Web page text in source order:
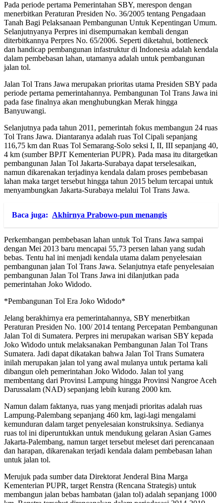
Pada periode pertama Pemerintahan SBY, merespon dengan
menerbitkan Peraturan Presiden No. 36/2005 tentang Pengadaan
Tanah Bagi Pelaksanaan Pembangunan Untuk Kepentingan Umum.
Selanjutnyanya Perpres ini disempurnakan kembali dengan
diterbitkannya Perpres No. 65/2006. Seperti diketahui, bottleneck
dan handicap pembangunan infastruktur di Indonesia adalah kendala
dalam pembebasan lahan, utamanya adalah untuk pembangunan
jalan tol.
Jalan Tol Trans Jawa merupakan prioritas utama Presiden SBY pada
periode pertama pemerintahannya. Pembangunan Tol Trans Jawa ini
pada fase finalnya akan menghubungkan Merak hingga
Banyuwangi.
Selanjutnya pada tahun 2011, pemerintah fokus membangun 24 ruas
Tol Trans Jawa. Diantaranya adalah ruas Tol Cipali sepanjang
116,75 km dan Ruas Tol Semarang-Solo seksi I, II, III sepanjang 40,
4 km (sumber BPJT Kementerian PUPR). Pada masa itu ditargetkan
pembangunan Jalan Tol Jakarta-Surabaya dapat terselesaikan,
namun dikarenakan terjadinya kendala dalam proses pembebasan
lahan maka target tersebut hingga tahun 2015 belum tercapai untuk
menyambungkan Jakarta-Surabaya melalui Tol Trans Jawa.
Baca juga: Akhirnya Prabowo-pun menangis
Perkembangan pembebasan lahan untuk Tol Trans Jawa sampai
dengan Mei 2013 baru mencapai 55,73 persen lahan yang sudah
bebas. Tentu hal ini menjadi kendala utama dalam penyelesaian
pembangunan jalan Tol Trans Jawa. Selanjutnya etafe penyelesaian
pembangunan Jalan Tol Trans Jawa ini dilanjutkan pada
pemerintahan Joko Widodo.
*Pembangunan Tol Era Joko Widodo*
Jelang berakhirnya era pemerintahannya, SBY menerbitkan
Peraturan Presiden No. 100/ 2014 tentang Percepatan Pembangunan
Jalan Tol di Sumatera. Perpres ini merupakan warisan SBY kepada
Joko Widodo untuk melaksanakan Pembangunan Jalan Tol Trans
Sumatera. Jadi dapat dikatakan bahwa Jalan Tol Trans Sumatera
inilah merupakan jalan tol yang awal mulanya untuk pertama kali
dibangun oleh pemerintahan Joko Widodo. Jalan tol yang
membentang dari Provinsi Lampung hingga Provinsi Nangroe Aceh
Darussalam (NAD) sepanjang lebih kurang 2000 km.
Namun dalam faktanya, ruas yang menjadi prioritas adalah ruas
Lampung-Palembang sepanjang 460 km, lagi-lagi mengalami
kemunduran dalam target penyelesaian konstruksinya. Sedianya
ruas tol ini diperuntukkan untuk mendukung gelaran Asian Games
Jakarta-Palembang, namun target tersebut meleset dari perencanaan
dan harapan, dikarenakan terjadi kendala dalam pembebasan lahan
untuk jalan tol.
Merujuk pada sumber data Direktorat Jenderal Bina Marga
Kementerian PUPR, target Renstra (Rencana Strategis) untuk
membangun jalan bebas hambatan (jalan tol) adalah sepanjang 1000